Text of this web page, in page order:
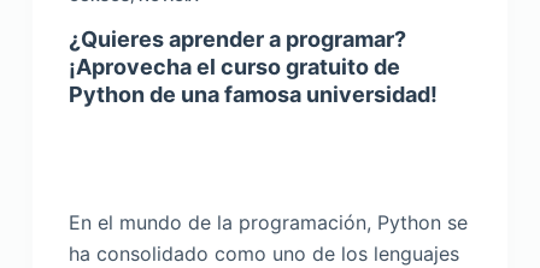
¿Quieres aprender a programar?
¡Aprovecha el curso gratuito de
Python de una famosa universidad!
En el mundo de la programación, Python se
ha consolidado como uno de los lenguajes